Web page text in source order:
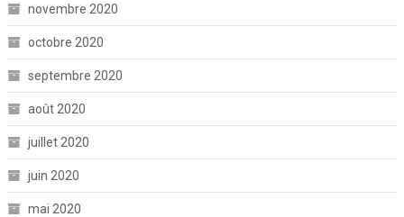
novembre 2020
octobre 2020
septembre 2020
août 2020
juillet 2020
juin 2020
mai 2020